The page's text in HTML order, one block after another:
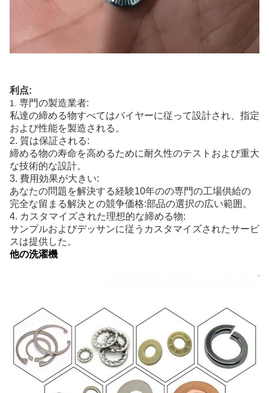
利点:
1. 専門の製造業者:
私達の締める物すべてはバイヤーに従って設計され、指定
および性能を製造される。
2. 質は保証される:
締める物の寿命を高めるために耐久性のテストおよび重大
な技術的な設計。
3. 費用効果が大きい:
あなたの問題を解決する経験10年のの専門の工場供給の
完全な留まる解決との競争価格:部品の選択の広い範囲。
4. カスタマイズされた理想的な締める物:
サンプルおよびデッサンに従うカスタマイズされたサービ
スは提供した。
他の洗濯機